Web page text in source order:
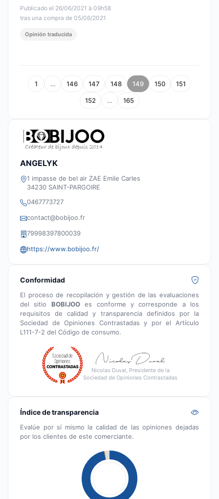
Publicado el 26/06/2021 à 09h58
tras una compra de 05/06/2021
Opinión traducida
1 … 146 147 148 149 150 151
152 … 165
ANGELYK
1 impasse de bel air ZAE Emile Carles
34230 SAINT-PARGOIRE
0467773727
contact@bobijoo.fr
79998397800039
https://www.bobijoo.fr/
Conformidad
El proceso de recopilación y gestión de las evaluaciones
del sitio BOBIJOOes conforme y corresponde a los
requisitos de calidad y transparencia definidos por la
Sociedad de Opiniones Contrastadas y por el Artículo
L111-7-2 del Código de consumo.
Nicolas Duval, Presidente de la
Sociedad de Opiniones Contrastadas
Índice de transparencia
Evalúe por sí mismo la calidad de las opiniones dejadas
por los clientes de este comerciante.